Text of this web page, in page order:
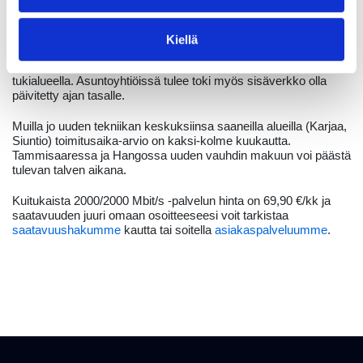
Kiellä
Voit tilata tämän huippunopeuden uusimmilla kuitualueillamme
niin omakoteihin kuin rivi- ja kerrostaloasuntoihinkin normaalilla
Kirkkonummella ja Inkoon parhaillaan työn alla olevalla
tukialueella. Asuntoyhtiöissä tulee toki myös sisäverkko olla
päivitetty ajan tasalle.
Muilla jo uuden tekniikan keskuksiinsa saaneilla alueilla (Karjaa,
Siuntio) toimitusaika-arvio on kaksi-kolme kuukautta.
Tammisaaressa ja Hangossa uuden vauhdin makuun voi päästä
tulevan talven aikana.
Kuitukaista 2000/2000 Mbit/s -palvelun hinta on 69,90 €/kk ja
saatavuuden juuri omaan osoitteeseesi voit tarkistaa
saatavuushakumme kautta tai soitella asiakaspalveluumme.